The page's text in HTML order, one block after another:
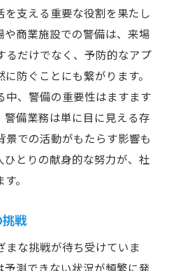
を支える重要な役割を果たし
商業施設での警備は、来場
るだけでなく、予防的なアプ
防ぐことにも繋がります。
中、警備の重要性はますます
備業務は単に目に見える存
での活動がもたらす影響も
とりの献身的な努力が、社
。
戦
な挑戦が待ち受けていま
予測できない状況が頻繁に発